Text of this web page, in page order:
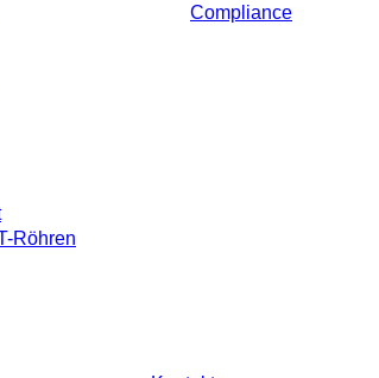
Röhren
Compliance